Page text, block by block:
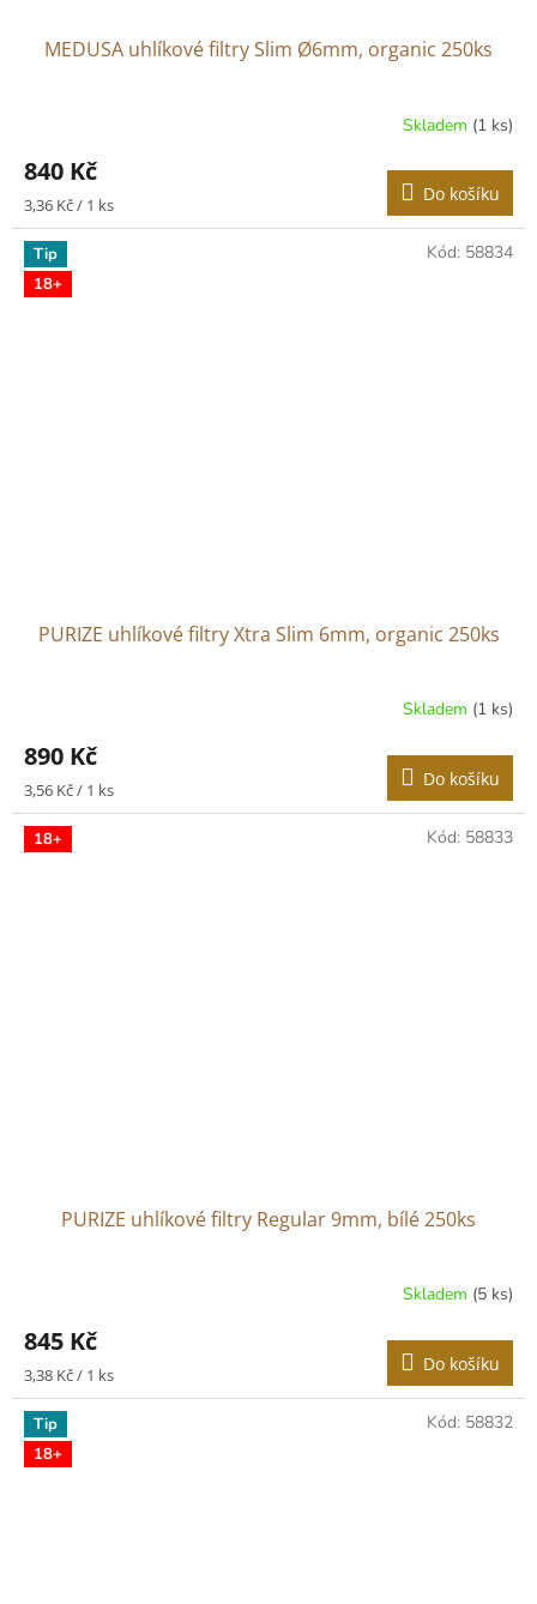
MEDUSA uhlíkové filtry Slim Ø6mm, organic 250ks
Skladem (1 ks)
840 Kč
Měrná
cena:
3,36 Kč / 1 ks Do košíku
Tip
18+
PURIZE uhlíkové filtry Xtra Slim 6mm, organic 250ks
Skladem (1 ks)
890 Kč
Měrná
cena:
3,56 Kč / 1 ks Do košíku
Kód: 58834
18+
PURIZE uhlíkové filtry Regular 9mm, bílé 250ks
Skladem (5 ks)
845 Kč
Měrná
cena:
3,38 Kč / 1 ks Do košíku
Kód: 58833
Tip
18+
Kód: 58832